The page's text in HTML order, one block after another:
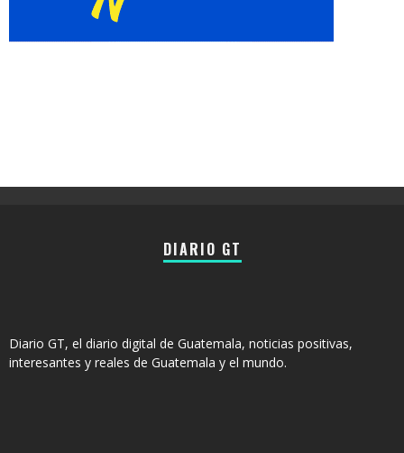
DIARIO GT
Diario GT, el diario digital de Guatemala, noticias positivas,
interesantes y reales de Guatemala y el mundo.